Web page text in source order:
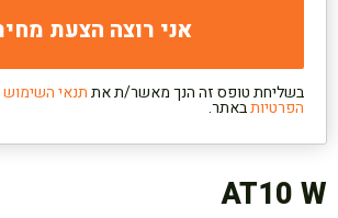
בשליחת טופס זה הנך מאשר/ת אתתנאי השימוש
הפרטיותבאתר.
AT10 W